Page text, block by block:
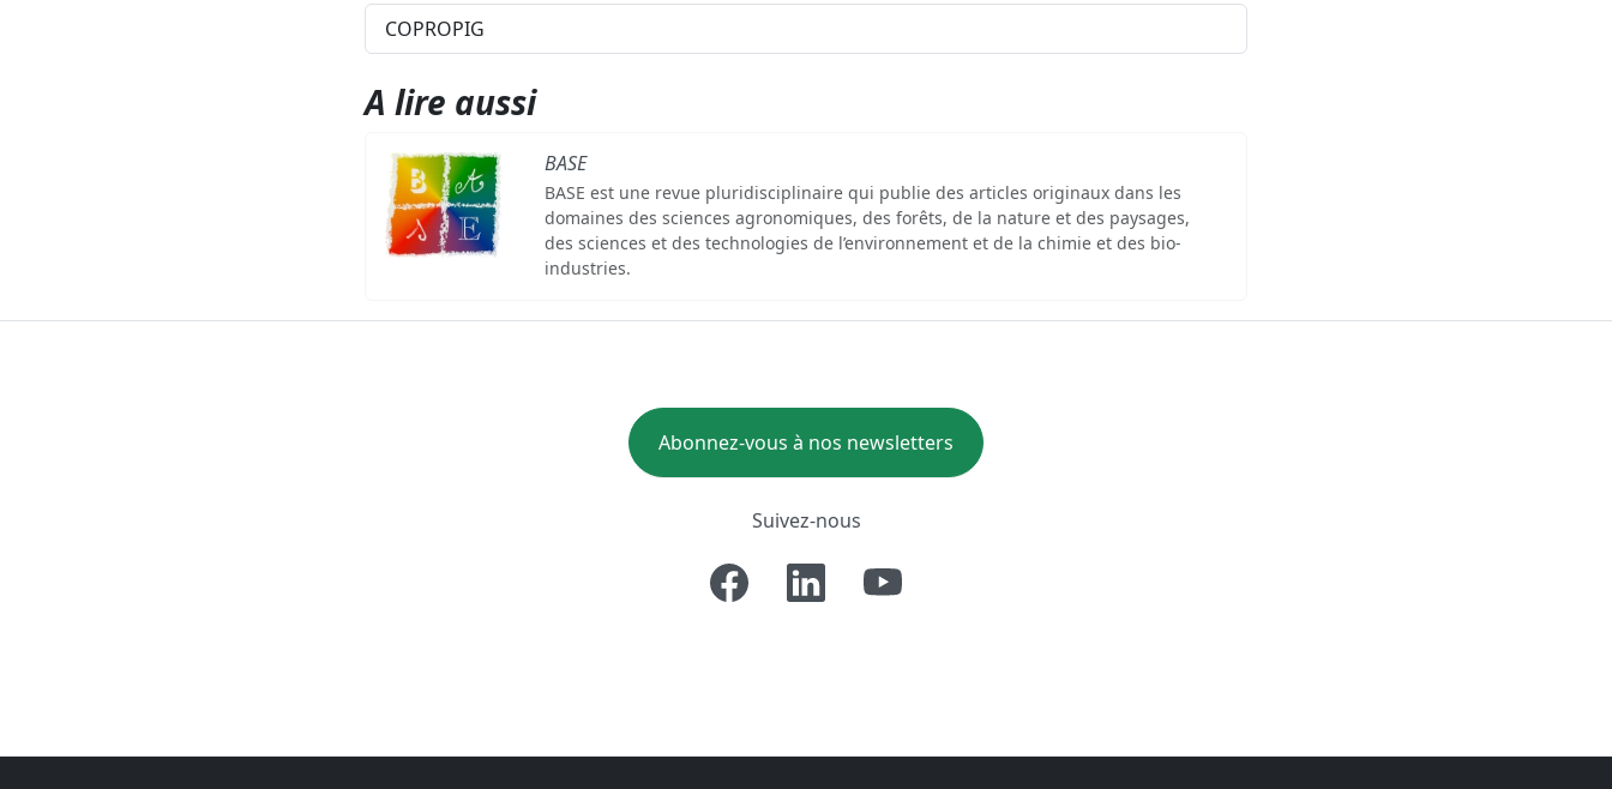
COPROPIG
A lire aussi
BASE
BASE est une revue pluridisciplinaire qui publie des articles originaux dans les
domaines des sciences agronomiques, des forêts, de la nature et des paysages,
des sciences et des technologies de l’environnement et de la chimie et des bio-
industries.
Abonnez-vous à nos newsletters
Suivez-nous